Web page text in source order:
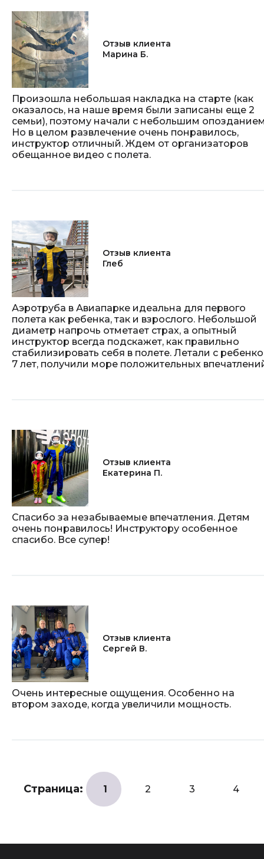
Отзыв клиента
Марина Б.
Произошла небольшая накладка на старте (как
оказалось, на наше время были записаны еще 2
семьи), поэтому начали с небольшим
Но в целом развлечение очень понравилось,
инструктор отличный. Ждем от организаторов
обещанное видео с полета.
Отзыв клиента
Глеб
Аэротруба в Авиапарке идеальна для первого
полета как ребенка, так и взрослого. Небольшой
диаметр напрочь отметает страх, а опытный
инструктор всегда подскажет, как правильно
стабилизировать себя в полете. Летали с
7 лет, получили море положительных
Отзыв клиента
Екатерина П.
Спасибо за незабываемые впечатления. Детям
очень понравилось! Инструктору особенное
спасибо. Все супер!
Отзыв клиента
Сергей В.
Очень интересные ощущения. Особенно на
втором заходе, когда увеличили мощность.
Страница: 1 2 3 4